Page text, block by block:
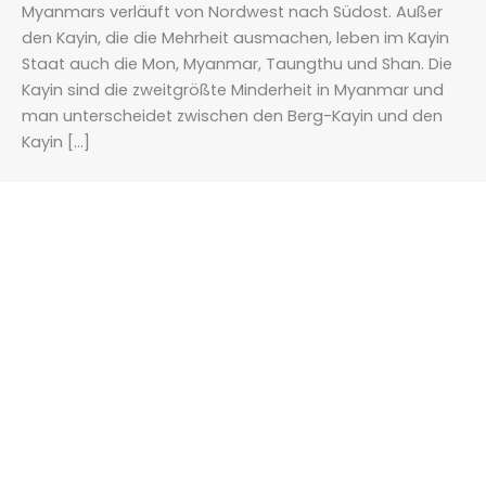
Myanmars verläuft von Nordwest nach Südost. Außer
den Kayin, die die Mehrheit ausmachen, leben im Kayin
Staat auch die Mon, Myanmar, Taungthu und Shan. Die
Kayin sind die zweitgrößte Minderheit in Myanmar und
man unterscheidet zwischen den Berg-Kayin und den
Kayin […]